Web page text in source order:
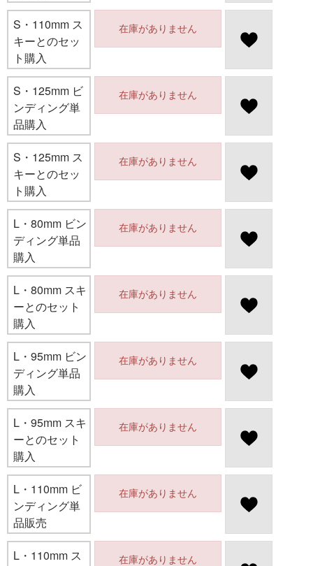
S・110mm ス
キーとのセッ
ト購入
在庫がありません
S・125mm ビ
ンディング単
品購入
在庫がありません
S・125mm ス
キーとのセッ
ト購入
在庫がありません
L・80mm ビン
ディング単品
購入
在庫がありません
L・80mm スキ
ーとのセット
購入
在庫がありません
L・95mm ビン
ディング単品
購入
在庫がありません
L・95mm スキ
ーとのセット
購入
在庫がありません
L・110mm ビ
ンディング単
品販売
在庫がありません
L・110mm ス
在庫がありません